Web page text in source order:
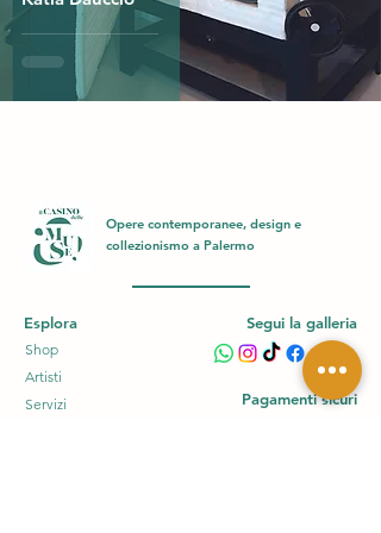
Opere contemporanee, design e
collezionismo a Palermo
Esplora
Shop
Artisti
Servizi
Segui la galleria
Pagamenti sicuri